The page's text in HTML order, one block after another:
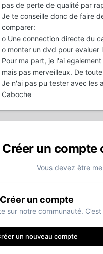
pas de perte de qualité par
Je te conseille donc de faire
comparer:
o Une connection directe du
o monter un dvd pour evaluer
Pour ma part, je l'ai
mais pas merveilleux. De
Je n'ai pas pu tester avec les
Caboche
Créer un
Vous devez être
Créer un compte
sur notre communauté.
un nouveau compte